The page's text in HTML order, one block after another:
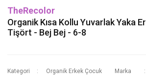
TheRecolor
Organik Kısa Kollu Yuvarlak Yaka
Tişört - Bej Bej - 6-8
Kategori
Organik Erkek Çocuk
Marka